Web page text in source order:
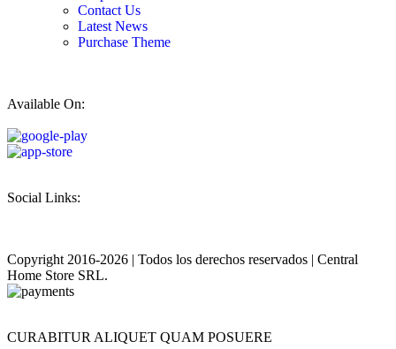
Contact Us
Latest News
Purchase Theme
Available On:
Social Links:
Copyright 2016-2026 | Todos los derechos reservados | Central
Home Store SRL.
CURABITUR ALIQUET QUAM POSUERE